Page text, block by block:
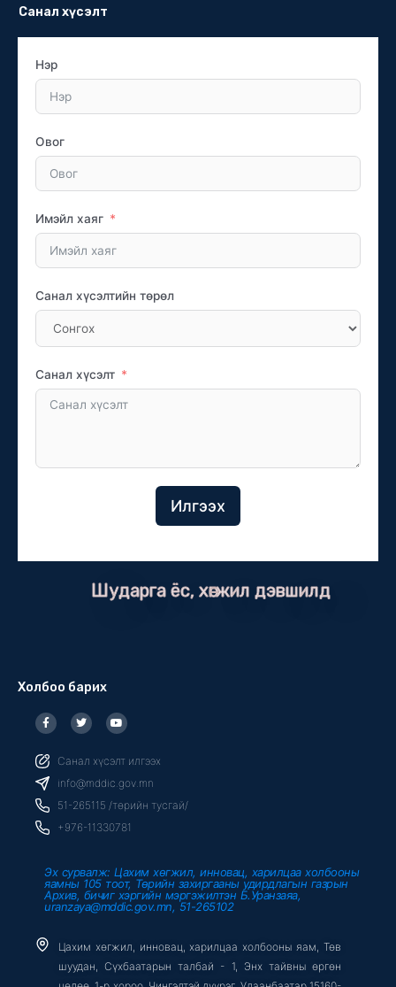
Санал хүсэлт
Нэр
Овог
Имэйл хаяг
Санал хүсэлтийн төрөл
Санал хүсэлт
Илгээх
Шударга ёс, хөгжил дэвшилд
Холбоо барих
F
a
c
b
o
o
k
f
T
w
i
t
r
Y
o
u
u
e
Санал хүсэлт илгээх
info@mddic.gov.mn
51-265115 /төрийн тусгай/
+976-11330781
Эх сурвалж: Цахим хөгжил, инновац, харилцаа холбооны
яамны 105 тоот, Төрийн захиргааны удирдлагын газрын
Архив, бичиг хэргийн мэргэжилтэн Б.Уранзаяа,
uranzaya@mddic.gov.mn, 51-265102
Цахим хөгжил, инновац, харилцаа холбооны яам, Төв
шуудан, Сүхбаатарын талбай - 1, Энх тайвны өргөн